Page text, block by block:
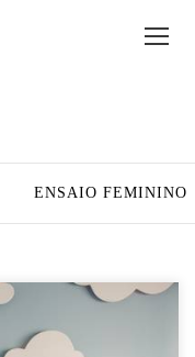
ENSAIO FEMININO